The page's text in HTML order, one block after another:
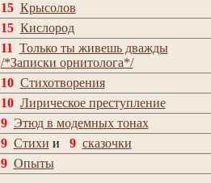
15 Крысолов
15 Кислород
11 Только ты живешь дважды
/*Записки орнитолога*/
10 Стихотворения
10 Лирическое преступление
9 Этюд в модемных тонах
9 Стихи и 9 сказочки
9 Опыты